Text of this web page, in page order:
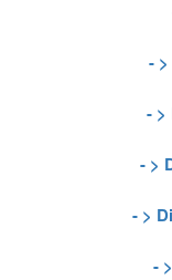
- >
- >
- >
- >
- >